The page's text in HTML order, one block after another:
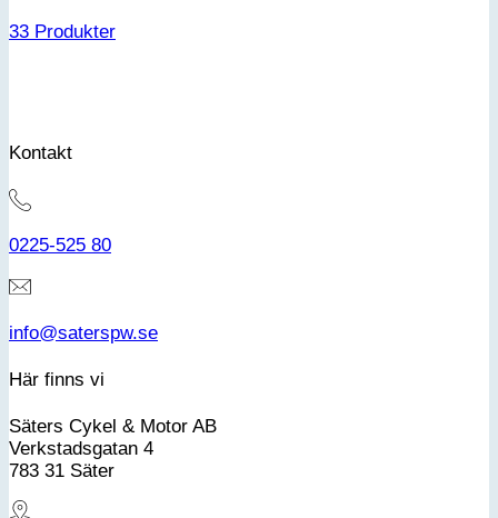
33 Produkter
Kontakt
0225-525 80
info@saterspw.se
Här finns vi
Säters Cykel & Motor AB
Verkstadsgatan 4
783 31 Säter